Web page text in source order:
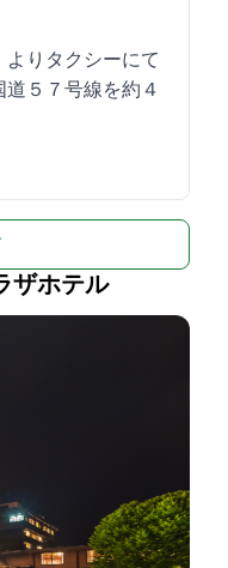
よりタクシーにて
道５７号線を約４
ザホテル